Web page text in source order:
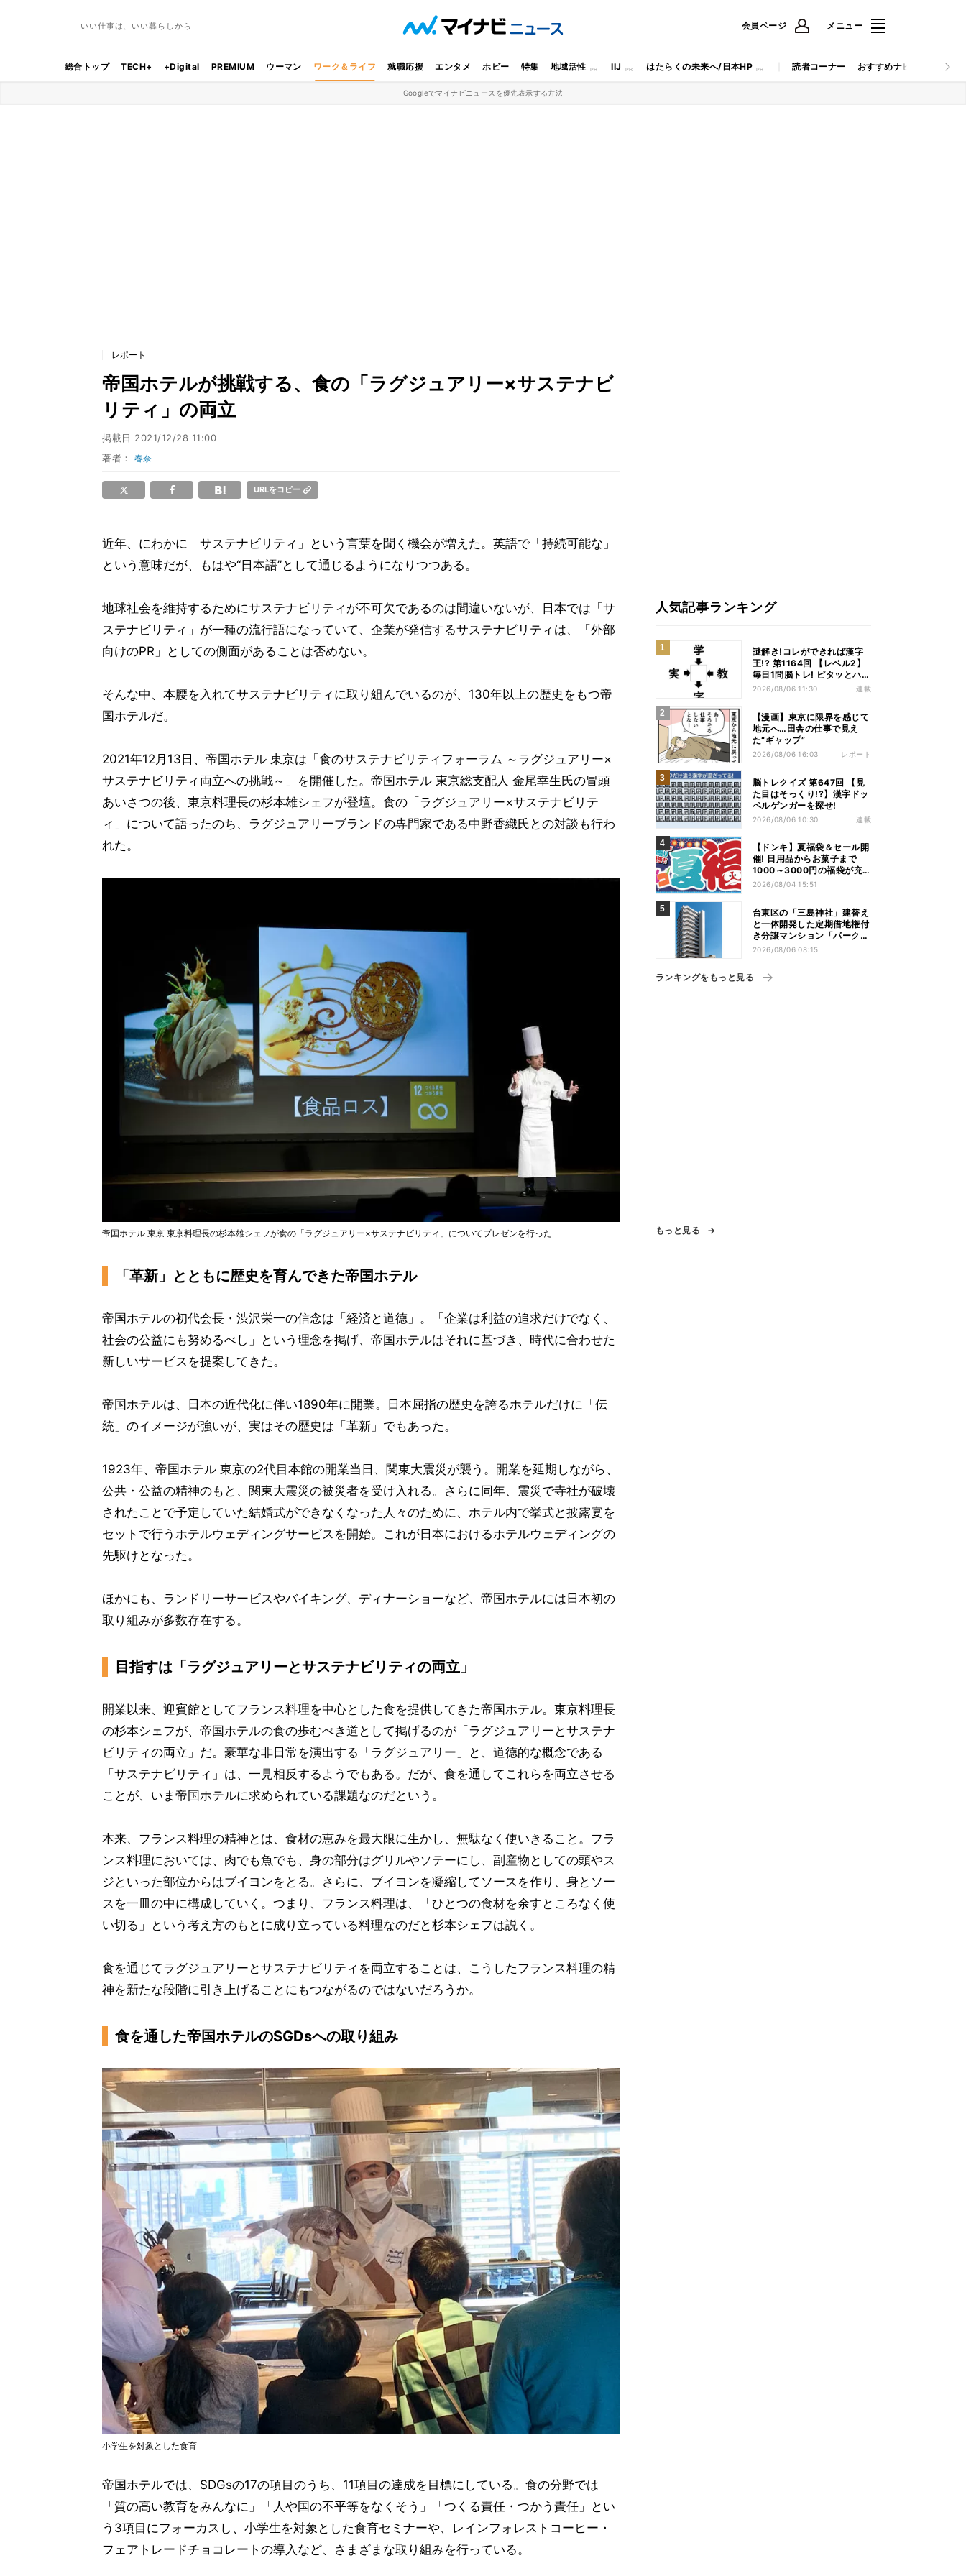
いい仕事は、いい暮らしから 会員ページ メニュー
総合トップ TECH+ +Digital PREMIUM ウーマン ワーク＆ライフ 就職応援 エンタメ ホビー 特集 地域活性 IIJ はたらくの未来へ/日本HP 読者コーナー おすすめナビ マイナビ
Googleでマイナビニュースを優先表示する方法
レポート
帝国ホテルが挑戦する、食の「ラグジュアリー×サステナビ
リティ」の両立
掲載日 2021/12/28 11:00
著者：春奈
URLをコピー
近年、にわかに「サステナビリティ」という言葉を聞く機会が増えた。英語で「持続可能な」
という意味だが、もはや“日本語”として通じるようになりつつある。
地球社会を維持するためにサステナビリティが不可欠であるのは間違いないが、日本では「サ
ステナビリティ」が一種の流行語になっていて、企業が発信するサステナビリティは、「外部
向けのPR」としての側面があることは否めない。
そんな中、本腰を入れてサステナビリティに取り組んでいるのが、130年以上の歴史をもつ帝
国ホテルだ。
2021年12月13日、帝国ホテル 東京は「食のサステナビリティフォーラム ～ラグジュアリー×
サステナビリティ両立への挑戦～」を開催した。帝国ホテル 東京総支配人 金尾幸生氏の冒頭
あいさつの後、東京料理長の杉本雄シェフが登壇。食の「ラグジュアリー×サステナビリテ
ィ」について語ったのち、ラグジュアリーブランドの専門家である中野香織氏との対談も行わ
れた。
帝国ホテル 東京 東京料理長の杉本雄シェフが食の「ラグジュアリー×サステナビリティ」についてプレゼンを行った
「革新」とともに歴史を育んできた帝国ホテル
帝国ホテルの初代会長・渋沢栄一の信念は「経済と道徳」。「企業は利益の追求だけでなく、
社会の公益にも努めるべし」という理念を掲げ、帝国ホテルはそれに基づき、時代に合わせた
新しいサービスを提案してきた。
帝国ホテルは、日本の近代化に伴い1890年に開業。日本屈指の歴史を誇るホテルだけに「伝
統」のイメージが強いが、実はその歴史は「革新」でもあった。
1923年、帝国ホテル 東京の2代目本館の開業当日、関東大震災が襲う。開業を延期しながら、
公共・公益の精神のもと、関東大震災の被災者を受け入れる。さらに同年、震災で寺社が破壊
されたことで予定していた結婚式ができなくなった人々のために、ホテル内で挙式と披露宴を
セットで行うホテルウェディングサービスを開始。これが日本におけるホテルウェディングの
先駆けとなった。
ほかにも、ランドリーサービスやバイキング、ディナーショーなど、帝国ホテルには日本初の
取り組みが多数存在する。
目指すは「ラグジュアリーとサステナビリティの両立」
開業以来、迎賓館としてフランス料理を中心とした食を提供してきた帝国ホテル。東京料理長
の杉本シェフが、帝国ホテルの食の歩むべき道として掲げるのが「ラグジュアリーとサステナ
ビリティの両立」だ。豪華な非日常を演出する「ラグジュアリー」と、道徳的な概念である
「サステナビリティ」は、一見相反するようでもある。だが、食を通してこれらを両立させる
ことが、いま帝国ホテルに求められている課題なのだという。
本来、フランス料理の精神とは、食材の恵みを最大限に生かし、無駄なく使いきること。フラ
ンス料理においては、肉でも魚でも、身の部分はグリルやソテーにし、副産物としての頭やス
ジといった部位からはブイヨンをとる。さらに、ブイヨンを凝縮してソースを作り、身とソー
スを一皿の中に構成していく。つまり、フランス料理は、「ひとつの食材を余すところなく使
い切る」という考え方のもとに成り立っている料理なのだと杉本シェフは説く。
食を通じてラグジュアリーとサステナビリティを両立することは、こうしたフランス料理の精
神を新たな段階に引き上げることにもつながるのではないだろうか。
食を通した帝国ホテルのSGDsへの取り組み
小学生を対象とした食育
帝国ホテルでは、SDGsの17の項目のうち、11項目の達成を目標にしている。食の分野では
「質の高い教育をみんなに」「人や国の不平等をなくそう」「つくる責任・つかう責任」とい
う3項目にフォーカスし、小学生を対象とした食育セミナーや、レインフォレストコーヒー・
フェアトレードチョコレートの導入など、さまざまな取り組みを行っている。
人気記事ランキング
謎解き!コレができれば漢字
王!? 第1164回 【レベル2】
毎日1問脳トレ! ピタッとハマ
る漢字はどれだ?
2026/08/06 11:30 連載
【漫画】東京に限界を感じて
地元へ…田舎の仕事で見え
た“ギャップ”
2026/08/06 16:03 レポート
脳トレクイズ 第647回 【見
た目はそっくり!?】漢字ドッ
ペルゲンガーを探せ!
2026/08/06 10:30 連載
【ドンキ】夏福袋＆セール開
催! 日用品からお菓子まで
1000～3000円の福袋が充
実、家電やアパレルなど人気
2026/08/04 15:51
台東区の「三島神社」建替え
と一体開発した定期借地権付
き分譲マンション「パークホ
ームズ入谷」竣工
2026/08/06 08:15
ランキングをもっと見る
もっと見る